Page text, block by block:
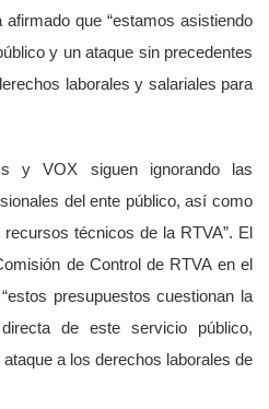
que “estamos asistiendo
y un ataque sin precedentes
laborales y salariales para
y VOX siguen ignorando las
del ente público, así como
técnicos de la RTVA”. El
de Control de RTVA en el
presupuestos cuestionan la
de este servicio público,
a los derechos laborales de